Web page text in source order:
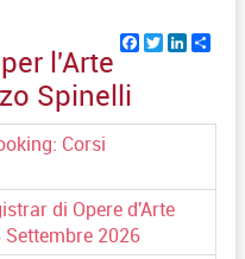
Facebook
Twitter
l'Arte
Spinelli
Corsi
di Opere d'Arte
Settembre 2026